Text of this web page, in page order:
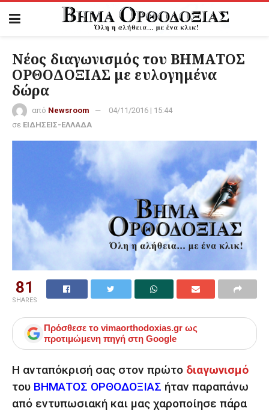
Νέος διαγωνισμός του ΒΗΜΑΤΟΣ
ΟΡΘΟΔΟΞΙΑΣ με ευλογημένα
δώρα
από Newsroom
04/11/2016 | 15:44
σε ΕΙΔΗΣΕΙΣ-ΕΛΛΑΔΑ
81
SHARES
Πρόσθεσε το vimaorthodoxias.gr ως
προτιμώμενη πηγή στη Google
Η ανταπόκρισή σας στον πρώτο διαγωνισμό
του ΒΗΜΑΤΟΣ ΟΡΘΟΔΟΞΙΑΣ ήταν παραπάνω
από εντυπωσιακή και μας χαροποίησε πάρα